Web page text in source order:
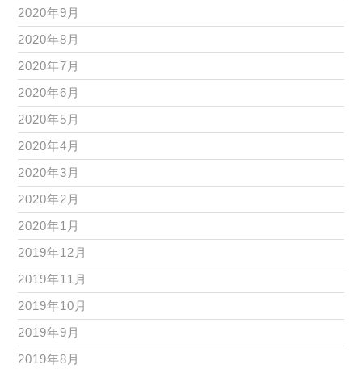
2020年9月
2020年8月
2020年7月
2020年6月
2020年5月
2020年4月
2020年3月
2020年2月
2020年1月
2019年12月
2019年11月
2019年10月
2019年9月
2019年8月